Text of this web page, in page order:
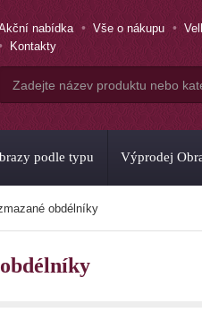
nabídka Vše o nákupu
Kontakty
podle typu Výprodej
obdélníky